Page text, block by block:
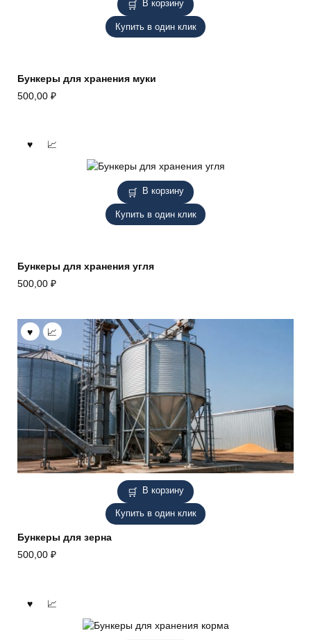
В корзину
Купить в один клик
Бункеры для хранения муки
500,00 ₽
В корзину
Купить в один клик
Бункеры для хранения угля
500,00 ₽
В корзину
Купить в один клик
Бункеры для зерна
500,00 ₽